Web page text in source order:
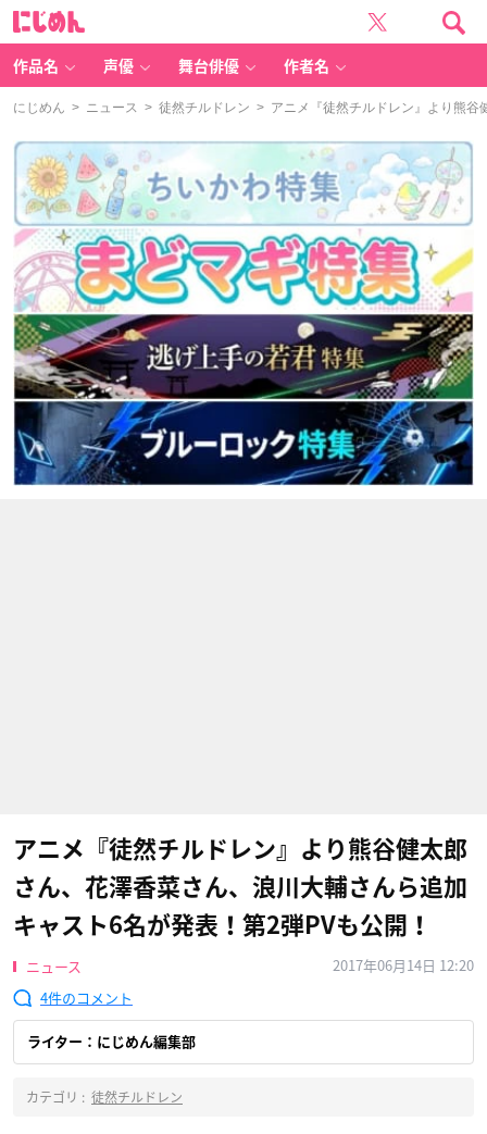
作品名 声優 舞台俳優 作者名
にじめん > ニュース > 徒然チルドレン > アニメ『徒然チルドレン』より熊谷
アニメ『徒然チルドレン』より熊谷健​太郎
さん、花澤香菜さん、浪川大輔さんら追加
キャスト6名が発表！第2弾PVも公開！
ニュース
2017年06月14日 12:20
4
ライター：にじめん編集部
カテゴリ : 徒然チルドレン